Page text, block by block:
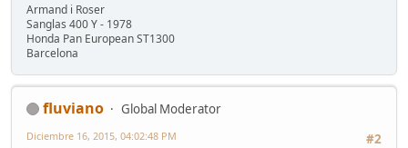
Armand i Roser
Sanglas 400 Y - 1978
Honda Pan European ST1300
Barcelona
fluviano
Global Moderator
#2
Diciembre 16, 2015, 04:02:48 PM